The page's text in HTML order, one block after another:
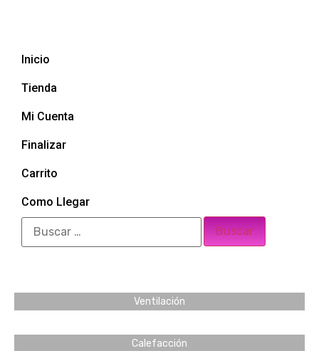
Inicio
Tienda
Mi Cuenta
Finalizar
Carrito
Como Llegar
Ventilación
Calefacción